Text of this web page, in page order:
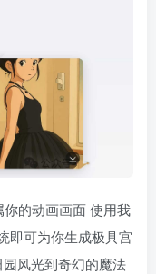
的动画画面 使用我
即可为你生成极具宫
风光到奇幻的魔法